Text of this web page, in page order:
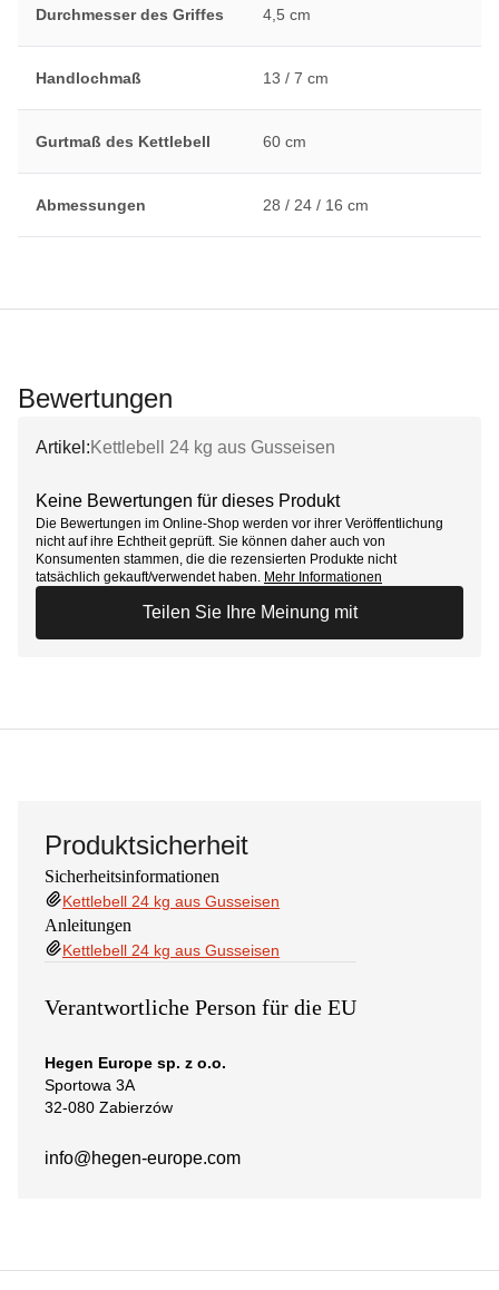
Durchmesser des Griffes 4,5 cm
Handlochmaß 13 / 7 cm
Gurtmaß des Kettlebell 60 cm
Abmessungen 28 / 24 / 16 cm
Bewertungen
Artikel: Kettlebell 24 kg aus Gusseisen
Keine Bewertungen für dieses Produkt
Die Bewertungen im Online-Shop werden vor ihrer Veröffentlichung
nicht auf ihre Echtheit geprüft. Sie können daher auch von
Konsumenten stammen, die die rezensierten Produkte nicht
tatsächlich gekauft/verwendet haben. Mehr Informationen
Teilen Sie Ihre Meinung mit
Produktsicherheit
Sicherheitsinformationen
Kettlebell 24 kg aus Gusseisen
Anleitungen
Kettlebell 24 kg aus Gusseisen
Verantwortliche Person für die EU
Hegen Europe sp. z o.o.
Sportowa 3A
32-080 Zabierzów
info@hegen-europe.com